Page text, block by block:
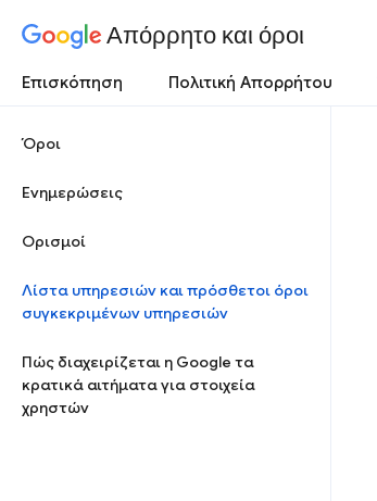
Απόρρητο και όροι
Επισκόπηση Πολιτική Απορρήτου
Όροι
Ενημερώσεις
Ορισμοί
Λίστα υπηρεσιών και πρόσθετοι όροι
συγκεκριμένων υπηρεσιών
Πώς διαχειρίζεται η Google τα
κρατικά αιτήματα για στοιχεία
χρηστών